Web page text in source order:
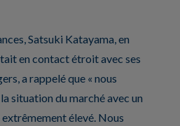
Satsuki Katayama, en
en contact étroit avec ses
a rappelé que « nous
situation du marché avec un
élevé. Nous